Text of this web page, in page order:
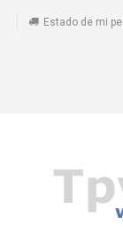
Estado de mi